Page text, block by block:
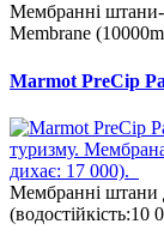
Мембранні
Membrane
Marmot PreCip
Мембранні штани
(водостійкість:10